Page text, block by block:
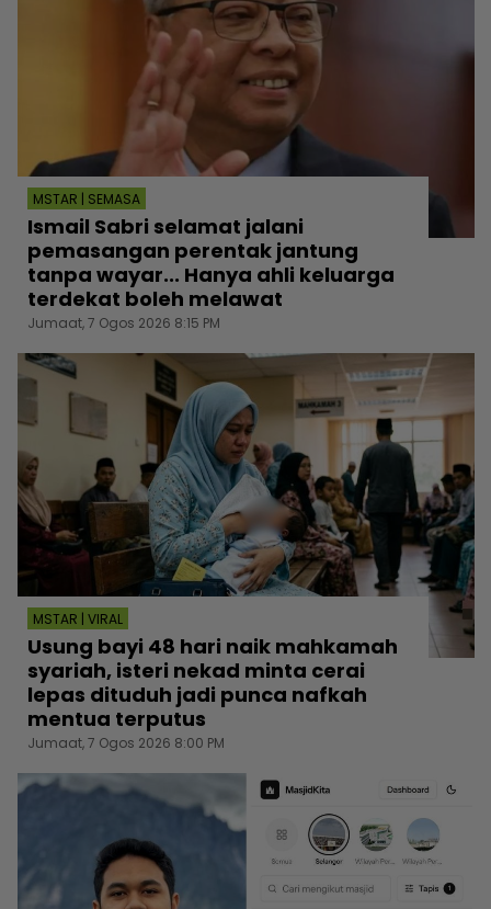
MSTAR | SEMASA
Ismail Sabri selamat jalani
pemasangan perentak jantung
tanpa wayar... Hanya ahli keluarga
terdekat boleh melawat
Jumaat, 7 Ogos 2026 8:15 PM
MSTAR | VIRAL
Usung bayi 48 hari naik mahkamah
syariah, isteri nekad minta cerai
lepas dituduh jadi punca nafkah
mentua terputus
Jumaat, 7 Ogos 2026 8:00 PM